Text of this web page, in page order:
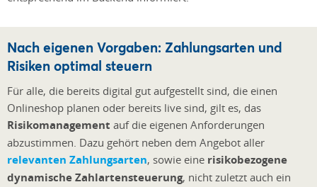
Nach eigenen Vorgaben: Zahlungsarten und
Risiken optimal steuern
Für alle, die bereits digital gut aufgestellt sind, die einen
Onlineshop planen oder bereits live sind, gilt es, das
Risikomanagement auf die eigenen Anforderungen
abzustimmen. Dazu gehört neben dem Angebot aller
relevanten Zahlungsarten, sowie eine risikobezogene
dynamische Zahlartensteuerung, nicht zuletzt auch ein